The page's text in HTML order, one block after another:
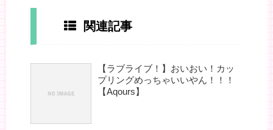
関連記事
【ラブライブ！】おいおい！カッ
プリングめっちゃいいやん！！！
【Aqours】